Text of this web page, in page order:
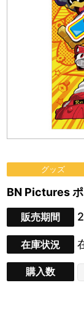
グッズ
BN Pictures
販売期間
在庫状況
購入数